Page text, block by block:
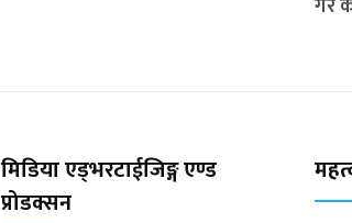
मिडिया एड्भरटाईजिङ्ग एण्ड
प्रोडक्सन